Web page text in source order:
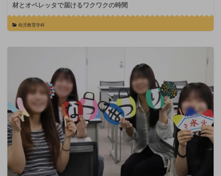
材とオペレッタで届けるワクワクの時間
幼児教育学科